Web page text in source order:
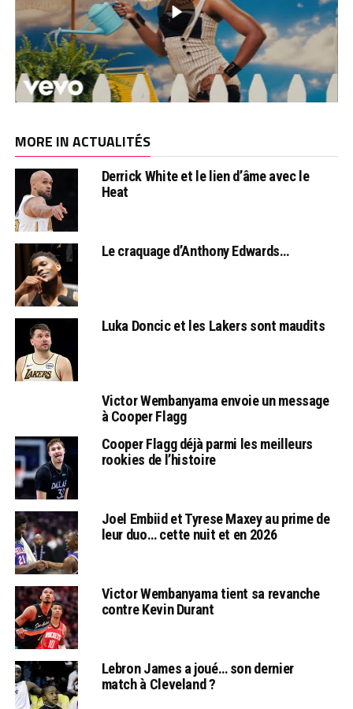
MORE IN ACTUALITÉS
Derrick White et le lien d’âme avec le
Heat
Le craquage d’Anthony Edwards…
Luka Doncic et les Lakers sont maudits
Victor Wembanyama envoie un message
à Cooper Flagg
Cooper Flagg déjà parmi les meilleurs
rookies de l’histoire
Joel Embiid et Tyrese Maxey au prime de
leur duo… cette nuit et en 2026
Victor Wembanyama tient sa revanche
contre Kevin Durant
Lebron James a joué… son dernier
match à Cleveland ?